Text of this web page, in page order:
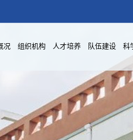
况 组织机构 人才培养 队伍建设 科